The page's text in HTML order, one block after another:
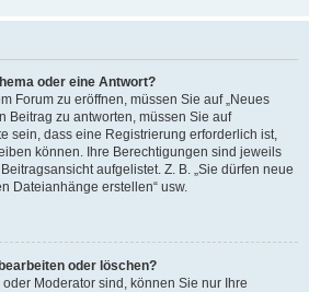
oder eine Antwort?
Forum zu eröffnen, müssen Sie auf „Neues
Beitrag zu antworten, müssen Sie auf
sein, dass eine Registrierung erforderlich ist,
können. Ihre Berechtigungen sind jeweils
aufgelistet. Z. B. „Sie dürfen neue
Dateianhänge erstellen“ usw.
oder löschen?
Moderator sind, können Sie nur Ihre